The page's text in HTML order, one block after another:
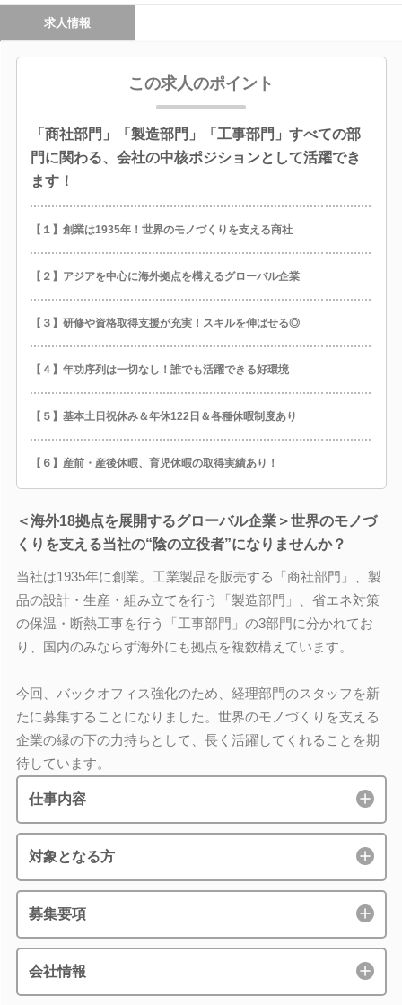
求人情報
この求人のポイント
「商社部門」「製造部門」「工事部門」すべての部
門に関わる、会社の中核ポジションとして活躍でき
ます！
【１】創業は1935年！世界のモノづくりを支える商社
【２】アジアを中心に海外拠点を構えるグローバル企業
【３】研修や資格取得支援が充実！スキルを伸ばせる◎
【４】年功序列は一切なし！誰でも活躍できる好環境
【５】基本土日祝休み＆年休122日＆各種休暇制度あり
【６】産前・産後休暇、育児休暇の取得実績あり！
＜海外18拠点を展開するグローバル企業＞世界のモノづ
くりを支える当社の“陰の立役者”になりませんか？
当社は1935年に創業。工業製品を販売する「商社部門」、製
品の設計・生産・組み立てを行う「製造部門」、省エネ対策
の保温・断熱工事を行う「工事部門」の3部門に分かれてお
り、国内のみならず海外にも拠点を複数構えています。
今回、バックオフィス強化のため、経理部門のスタッフを新
たに募集することになりました。世界のモノづくりを支える
企業の縁の下の力持ちとして、長く活躍してくれることを期
待しています。
仕事内容
対象となる方
募集要項
会社情報